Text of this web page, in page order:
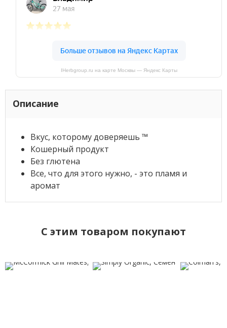
IHerbgroup.ru на карте Москвы — Яндекс Карты
Описание
Вкус, которому доверяешь ™
Кошерный продукт
Без глютена
Все, что для этого нужно, - это пламя и
аромат
C этим товаром покупают